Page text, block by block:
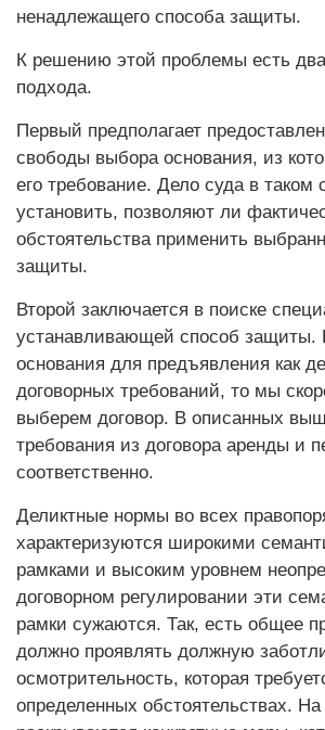
ненадлежащего способа защиты.
К решению этой проблемы есть
подхода.
Первый предполагает
свободы выбора основания, из
его требование. Дело суда в
установить, позволяют ли
обстоятельства применить
защиты.
Второй заключается в поиске
устанавливающей способ защиты.
основания для предъявления как
договорных требований, то мы
выберем договор. В описанных
требования из договора аренды и
соответственно.
Деликтные нормы во всех
характеризуются широкими
рамками и высоким уровнем
договорном регулировании эти
рамки сужаются. Так, есть общее
должно проявлять должную
осмотрительность, которая
определенных обстоятельствах. На